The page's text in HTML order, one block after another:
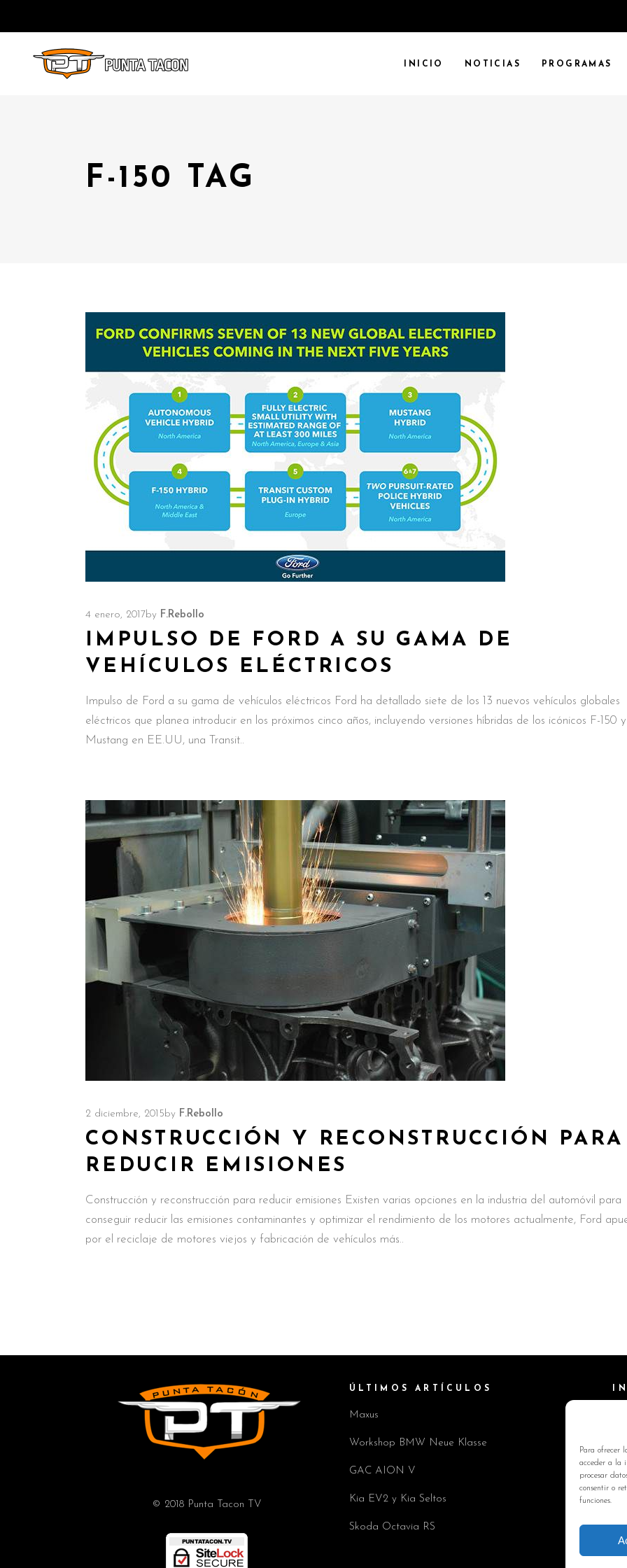
Para ofrecer
acceder a la
procesar
consentir o
funciones.
INICIO NOTICIAS PROGRAMAS
F-150 TAG
4 enero, 2017by F.Rebollo
IMPULSO DE FORD A SU GAMA DE
VEHÍCULOS ELÉCTRICOS
Impulso de Ford a su gama de vehículos eléctricos Ford ha detallado siete de los 13 nuevos vehículos globales
eléctricos que planea introducir en los próximos cinco años, incluyendo versiones híbridas de los icónicos F-150 y
Mustang en EE.UU, una Transit
2 diciembre, 2015by F.Rebollo
CONSTRUCCIÓN Y RECONSTRUCCIÓN PARA
REDUCIR EMISIONES
Construcción y reconstrucción para reducir emisiones Existen varias opciones en la industria del automóvil para
conseguir reducir las emisiones contaminantes y optimizar el rendimiento de los motores actualmente, Ford
por el reciclaje de motores viejos y fabricación de vehículos más
© 2018 Punta Tacon TV
ÚLTIMOS ARTÍCULOS
Maxus
Workshop BMW Neue Klasse
GAC AION V
Kia EV2 y Kia Seltos
Skoda Octavia RS